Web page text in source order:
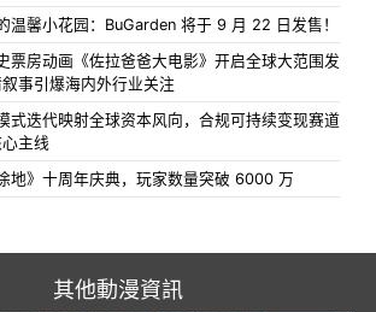
温馨小花园：BuGarden 将于 9 月 22 日发售！
票房动画《佐拉爸爸大电影》开启全球大范围发
事引爆海内外行业关注
式迭代映射全球资本风向，合规可持续变现赛道
主线
地》十周年庆典，玩家数量突破 6000 万
其他動漫資訊